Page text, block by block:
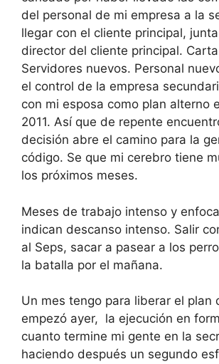
del personal de mi empresa a la
llegar con el cliente principal,
director del cliente principal.
Servidores nuevos. Personal
el control de la empresa
con mi esposa como plan alterno
2011. Así que de repente
decisión abre el camino para la
código. Se que mi cerebro tiene
los próximos meses.
Meses de trabajo intenso y
indican descanso intenso. Salir
al Seps, sacar a pasear a los
la batalla por el mañana.
Un mes tengo para liberar el plan
empezó ayer, la ejecución en
cuanto termine mi gente en la
haciendo después un segundo